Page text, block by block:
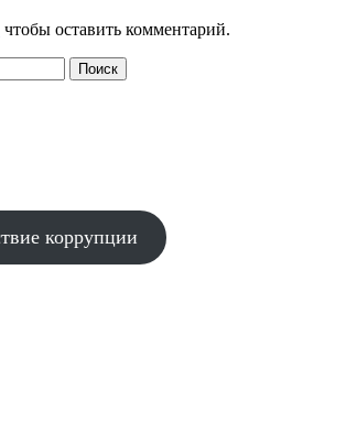
чтобы оставить комментарий.
коррупции